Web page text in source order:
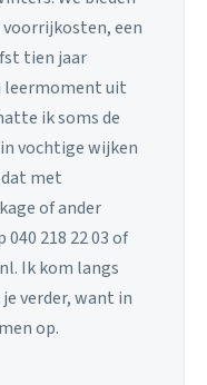
een
tien jaar
leermoment uit
ik soms de
vochtige wijken
met
of ander
218 22 03 of
Ik kom langs
verder, want in
op.